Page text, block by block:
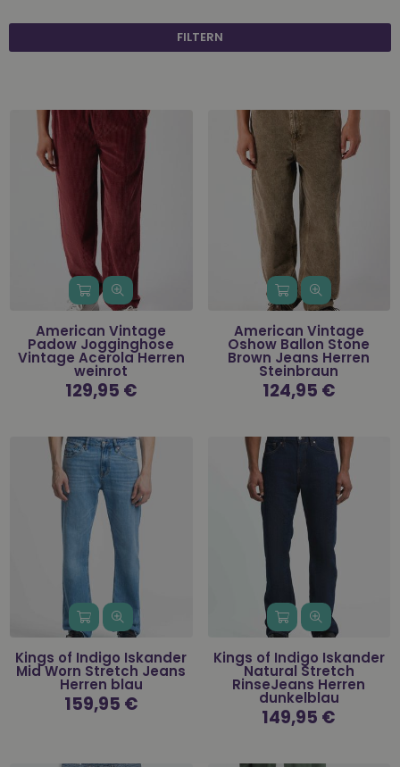
FILTERN
American Vintage
Padow Jogginghose
Vintage Acerola Herren
weinrot
Normaler
Preis
129,95 €
American Vintage
Oshow Ballon Stone
Brown Jeans Herren
Steinbraun
Normaler
Preis
124,95 €
Kings of Indigo Iskander
Mid Worn Stretch Jeans
Herren blau
Normaler
Preis
159,95 €
Kings of Indigo Iskander
Natural Stretch
RinseJeans Herren
dunkelblau
Normaler
Preis
149,95 €